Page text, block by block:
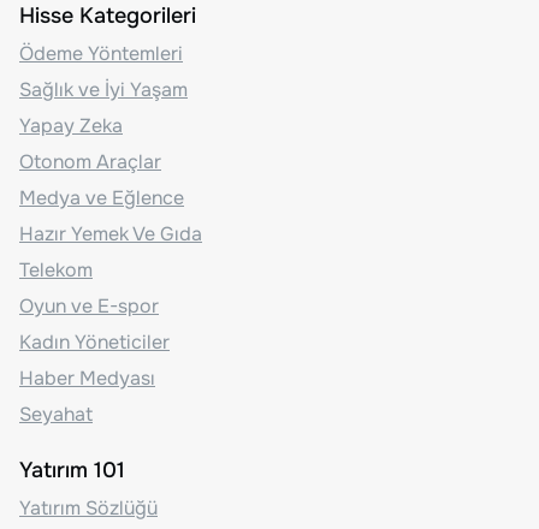
Hisse Kategorileri
Ödeme Yöntemleri
Sağlık ve İyi Yaşam
Yapay Zeka
Otonom Araçlar
Medya ve Eğlence
Hazır Yemek Ve Gıda
Telekom
Oyun ve E-spor
Kadın Yöneticiler
Haber Medyası
Seyahat
Yatırım 101
Yatırım Sözlüğü